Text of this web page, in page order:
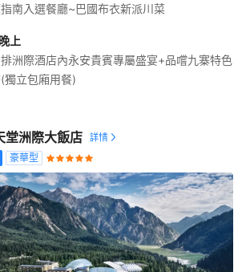
南入選餐廳~巴國布衣新派川菜
上
洲際酒店內永安貴賓專屬盛宴+品嚐九寨特色
獨立包廂用餐)
堂洲際大飯店
豪華型